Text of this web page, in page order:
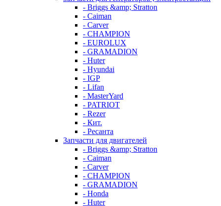
- Briggs &amp; Stratton
- Caiman
- Carver
- CHAMPION
- EUROLUX
- GRAMADION
- Huter
- Hyundai
- IGP
- Lifan
- MasterYard
- PATRIOT
- Rezer
- Кит.
- Ресанта
Запчасти для двигателей
- Briggs &amp; Stratton
- Caiman
- Carver
- CHAMPION
- GRAMADION
- Honda
- Huter